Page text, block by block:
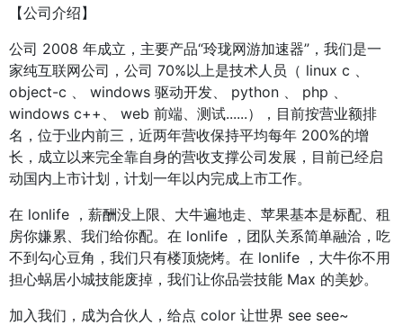
【公司介绍】
公司 2008 年成立，主要产品“玲珑网游加速器”，我们是一
家纯互联网公司，公司 70%以上是技术人员（ linux c 、
object-c 、 windows 驱动开发、 python 、 php 、
windows c++、 web 前端、测试......），目前按营业额排
名，位于业内前三，近两年营收保持平均每年 200%的增
长，成立以来完全靠自身的营收支撑公司发展，目前已经启
动国内上市计划，计划一年以内完成上市工作。
在 lonlife ，薪酬没上限、大牛遍地走、苹果基本是标配、租
房你嫌累、我们给你配。在 lonlife ，团队关系简单融洽，吃
不到勾心豆角，我们只有楼顶烧烤。在 lonlife ，大牛你不用
担心蜗居小城技能废掉，我们让你品尝技能 Max 的美妙。
加入我们，成为合伙人，给点 color 让世界 see see~